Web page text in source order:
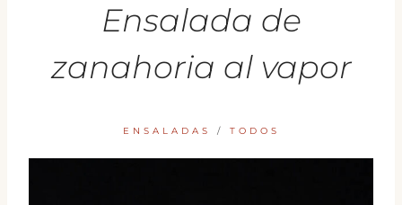
Ensalada de
zanahoria al vapor
ENSALADAS / TODOS